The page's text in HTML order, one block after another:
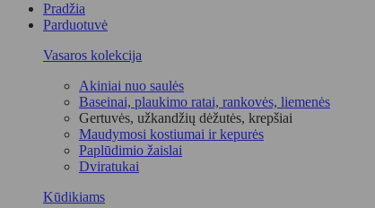
Pradžia
Parduotuvė
Vasaros kolekcija
Akiniai nuo saulės
Baseinai, plaukimo ratai, rankovės, liemenės
Gertuvės, užkandžių dėžutės, krepšiai
Maudymosi kostiumai ir kepurės
Paplūdimio žaislai
Dviratukai
Kūdikiams